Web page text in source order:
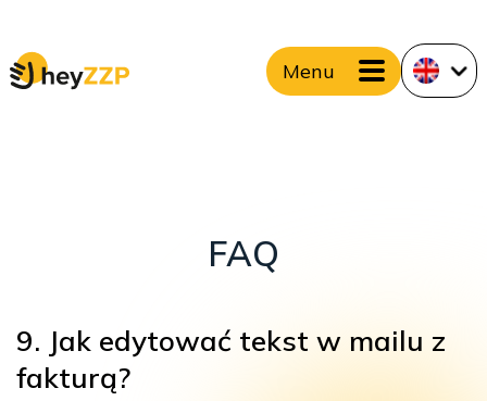
Menu
FAQ
9. Jak edytować tekst w mailu z
fakturą?